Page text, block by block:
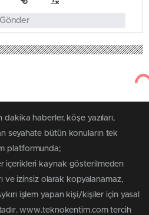
Gönder
haberler, köşe yazıları,
seyahate bütün konuların tek
platformunda;
içerikleri kaynak gösterilmeden
ve izinsiz olarak kopyalanamaz,
işlem yapan kişi/kişiler için yasal
www.teknokentim.com tercih